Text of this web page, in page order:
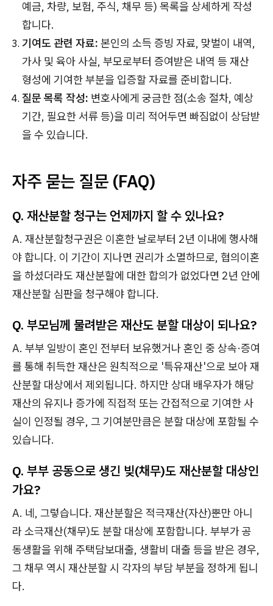
예금, 차량, 보험, 주식, 채무 등) 목록을 상세하게 작성
합니다.
기여도 관련 자료: 본인의 소득 증빙 자료, 맞벌이 내역,
가사 및 육아 사실, 부모로부터 증여받은 내역 등 재산
형성에 기여한 부분을 입증할 자료를 준비합니다.
질문 목록 작성: 변호사에게 궁금한 점(소송 절차, 예상
기간, 필요한 서류 등)을 미리 적어두면 빠짐없이 상담받
을 수 있습니다.
자주 묻는 질문 (FAQ)
Q. 재산분할 청구는 언제까지 할 수 있나요?
A. 재산분할청구권은 이혼한 날로부터 2년 이내에 행사해
야 합니다. 이 기간이 지나면 권리가 소멸하므로, 협의이혼
을 하셨더라도 재산분할에 대한 합의가 없었다면 2년 안에
재산분할 심판을 청구해야 합니다.
Q. 부모님께 물려받은 재산도 분할 대상이 되나요?
A. 부부 일방이 혼인 전부터 보유했거나 혼인 중 상속·증여
를 통해 취득한 재산은 원칙적으로 '특유재산'으로 보아 재
산분할 대상에서 제외됩니다. 하지만 상대 배우자가 해당
재산의 유지나 증가에 직접적 또는 간접적으로 기여한 사
실이 인정될 경우, 그 기여분만큼은 분할 대상에 포함될 수
있습니다.
Q. 부부 공동으로 생긴 빚(채무)도 재산분할 대상인
가요?
A. 네, 그렇습니다. 재산분할은 적극재산(자산)뿐만 아니
라 소극재산(채무)도 분할 대상에 포함합니다. 부부가 공
동생활을 위해 주택담보대출, 생활비 대출 등을 받은 경우,
그 채무 역시 재산분할 시 각자의 부담 부분을 정하게 됩니
다.